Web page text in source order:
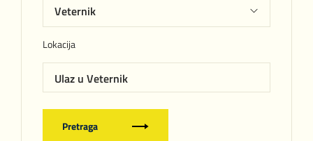
Lokacija
Ulaz u Veternik
Pretraga